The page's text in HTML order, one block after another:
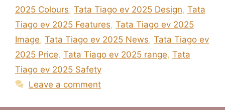
2025 Colours, Tata Tiago ev 2025 Design, Tata
Tiago ev 2025 Features, Tata Tiago ev 2025
Image, Tata Tiago ev 2025 News, Tata Tiago ev
2025 Price, Tata Tiago ev 2025 range, Tata
Tiago ev 2025 Safety
Leave a comment